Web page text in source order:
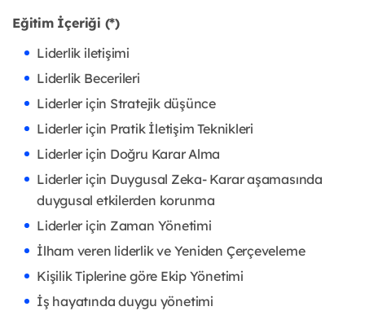
Eğitim İçeriği (*)
Liderlik iletişimi
Liderlik Becerileri
Liderler için Stratejik düşünce
Liderler için Pratik İletişim Teknikleri
Liderler için Doğru Karar Alma
Liderler için Duygusal Zeka- Karar aşamasında
duygusal etkilerden korunma
Liderler için Zaman Yönetimi
İlham veren liderlik ve Yeniden Çerçeveleme
Kişilik Tiplerine göre Ekip Yönetimi
İş hayatında duygu yönetimi